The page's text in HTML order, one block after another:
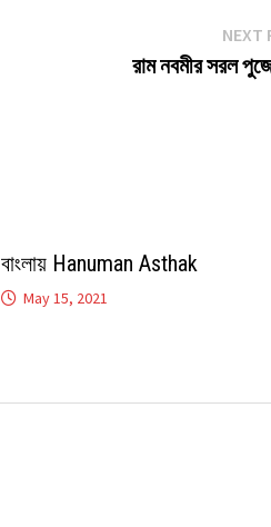
NEXT
রাম নবমীর সরল
বাংলায় Hanuman Asthak
May 15, 2021